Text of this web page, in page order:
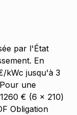
par l'État
En
kWc jusqu'à 3
une
€ (6 × 210)
Obligation